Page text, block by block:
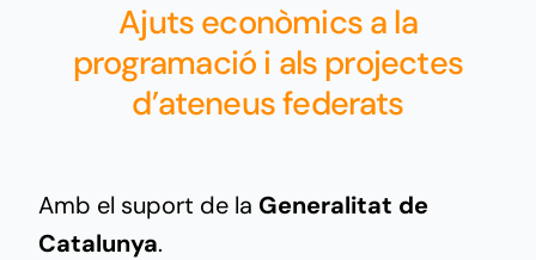
Ajuts econòmics a la
programació i als projectes
d’ateneus federats
Amb el suport de la Generalitat de
Catalunya.